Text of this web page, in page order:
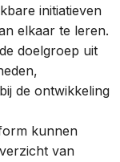
initiatieven
elkaar te leren.
doelgroep uit
de ontwikkeling
kunnen
van